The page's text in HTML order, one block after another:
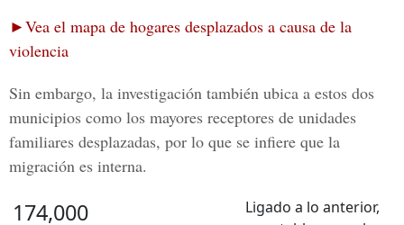
►Vea el mapa de hogares desplazados a causa de la
violencia
Sin embargo, la investigación también ubica a estos dos
municipios como los mayores receptores de unidades
familiares desplazadas, por lo que se infiere que la
migración es interna.
174,000
Ligado a lo anterior,